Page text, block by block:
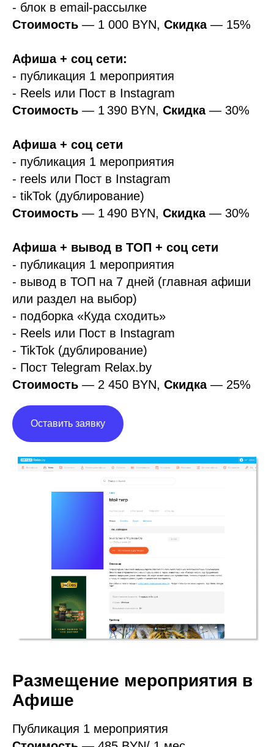
- блок в email-рассылке
Стоимость — 1 000 BYN, Скидка— 15%
Афиша + соц сети:
- публикация 1 мероприятия
- Reels или Пост в Instagram
Стоимость — 1 390 BYN, Скидка— 30%
Афиша + соц сети
- публикация 1 мероприятия
- reels или Пост в Instagram
- tikTok (дублирование)
Стоимость — 1 490 BYN, Скидка— 30%
Афиша + вывод в ТОП + соц сети
- публикация 1 мероприятия
- вывод в ТОП на 7 дней (главная афиши
или раздел на выбор)
- подборка «Куда сходить»
- Reels или Пост в Instagram
- TikTok (дублирование)
- Пост Telegram Relax.by
Стоимость — 2 450 BYN, Скидка— 25%
Оставить заявку
Размещение мероприятия в
Афише
Публикация 1 мероприятия